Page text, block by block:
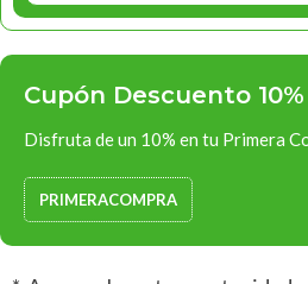
Cupón Descuento
Disfruta de un 10% en tu Primera
PRIMERACOMPRA